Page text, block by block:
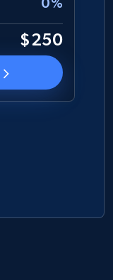
Buy Now
$250